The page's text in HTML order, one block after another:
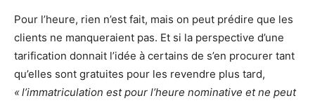
Pour l’heure, rien n’est fait, mais on peut prédire que les
clients ne manqueraient pas. Et si la perspective d’une
tarification donnait l’idée à certains de s’en procurer tant
qu’elles sont gratuites pour les revendre plus tard,
« l’immatriculation est pour l’heure nominative et ne peut